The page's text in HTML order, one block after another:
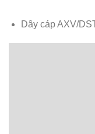
Dây cáp AXV/